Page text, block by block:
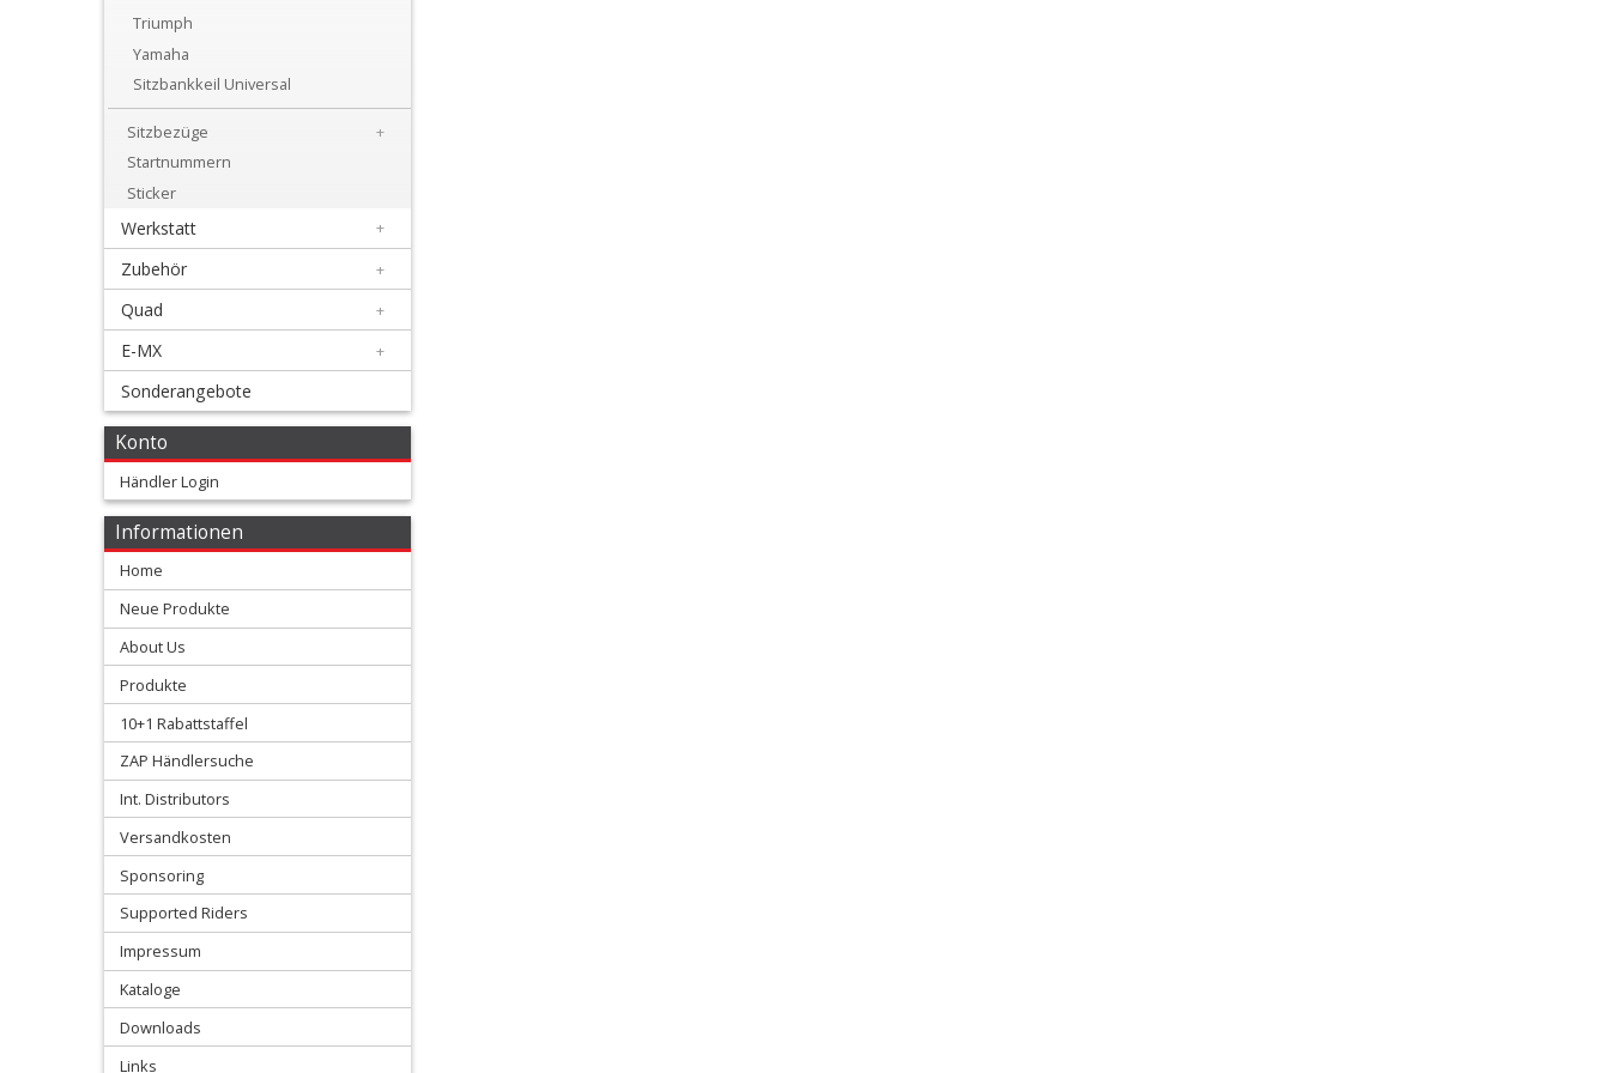
Räder
Sitzbank
Dekor
Dekorkit
Sitzbankschäume
GasGas
Honda
Husqvarna
Kawasaki
Sherco
Triumph
Yamaha
Sitzbankkeil Universal
Sitzbezüge
+
Startnummern
Sticker
Werkstatt +
Zubehör +
Quad +
E-MX +
Sonderangebote
Konto
Händler Login
Informationen
Home
Neue Produkte
About Us
Produkte
10+1 Rabattstaffel
ZAP Händlersuche
Int. Distributors
Versandkosten
Sponsoring
Supported Riders
Impressum
Kataloge
Downloads
Links